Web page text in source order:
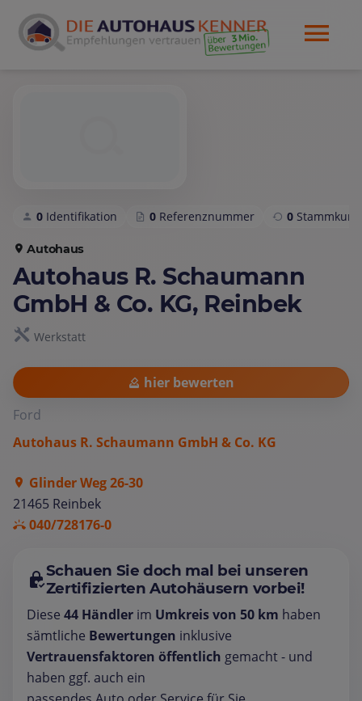
0 Identifikation 0 Referenznummer 0
Autohaus
Autohaus R. Schaumann
GmbH & Co. KG, Reinbek
Werkstatt
hier bewerten
Ford
Autohaus R. Schaumann GmbH & Co. KG
Glinder Weg 26-30
21465 Reinbek
040/728176-0
Schauen Sie doch mal bei unseren
Zertifizierten Autohäusern vorbei!
Diese 44 Händler im Umkreis von 50 km haben
sämtliche Bewertungen inklusive
Vertrauensfaktoren öffentlich gemacht - und
haben ggf. auch ein